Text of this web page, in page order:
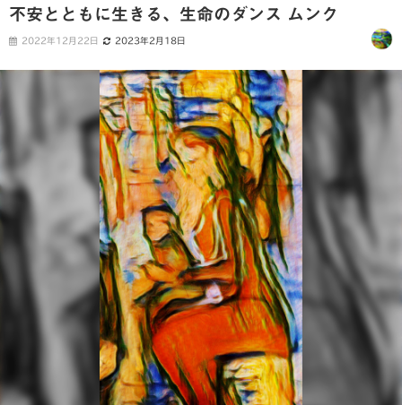
不安とともに生きる、生命のダンス ムンク
2022年12月22日 2023年2月18日